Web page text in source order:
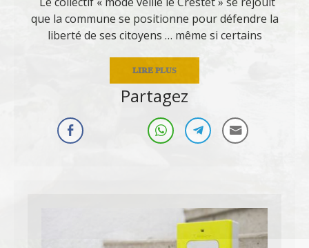
que la commune se positionne pour défendre la
liberté de ses citoyens … même si certains
LIRE PLUS
Partagez